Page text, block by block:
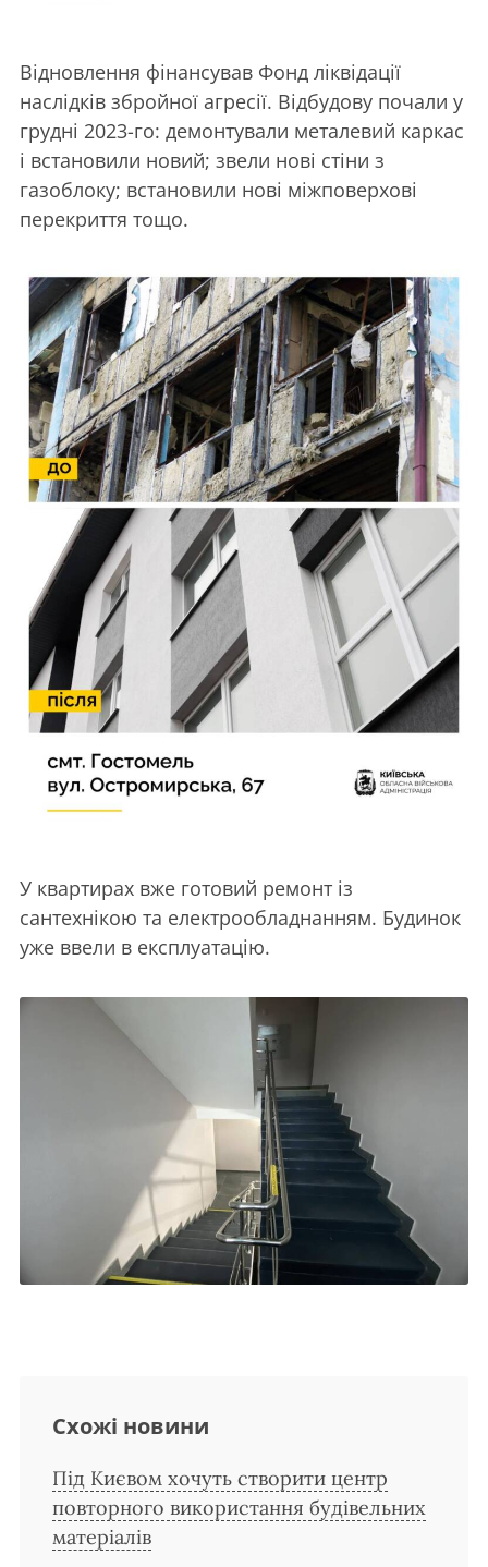
Відновлення фінансував Фонд ліквідації
наслідків збройної агресії. Відбудову почали у
грудні 2023-го: демонтували металевий каркас
і встановили новий; звели нові стіни з
газоблоку; встановили нові міжповерхові
перекриття тощо.
У квартирах вже готовий ремонт із
сантехнікою та електрообладнанням. Будинок
уже ввели в експлуатацію.
Схожі новини
Під Києвом хочуть створити центр
повторного використання будівельних
матеріалів